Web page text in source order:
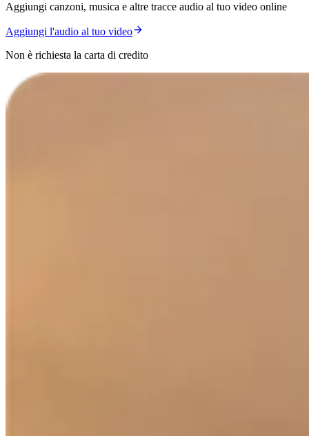
Aggiungi canzoni, musica e altre tracce audio al tuo video online
Aggiungi l'audio al tuo video
Non è richiesta la carta di credito